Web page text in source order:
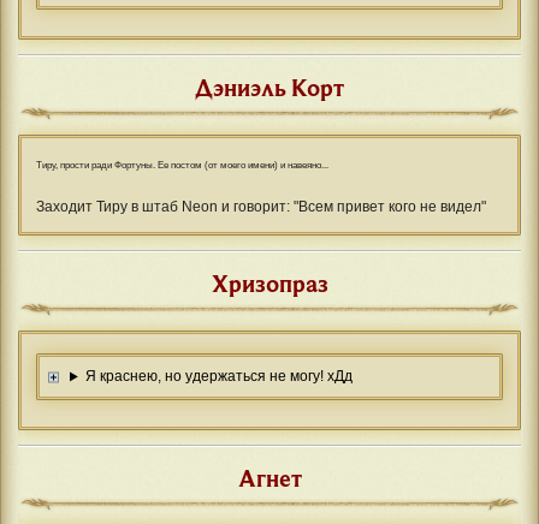
Дэниэль Корт
Тиру, прости ради Фортуны. Ее постом (от моего имени) и навеяно...
Заходит Тиру в штаб Neon и говорит: "Всем привет кого не видел"
Хризопраз
Я краснею, но удержаться не могу! хДд
Агнет